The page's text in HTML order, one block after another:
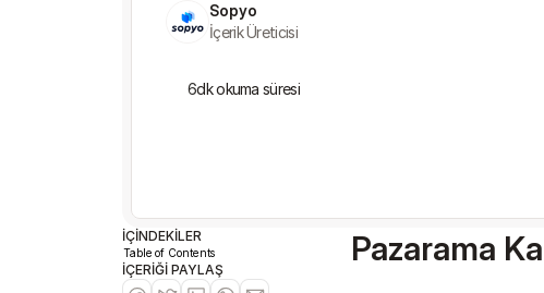
Sopyo
İçerik Üreticisi
6dk okuma süresi
İÇİNDEKİLER
Table of Contents
İÇERİĞİ PAYLAŞ
Pazarama